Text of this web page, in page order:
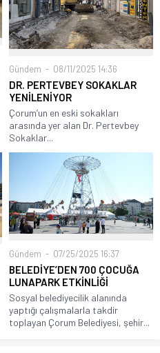
Gündem 08/11/2025 14:36
DR. PERTEVBEY SOKAKLAR
YENİLENİYOR
Çorum’un en eski sokakları
arasında yer alan Dr. Pertevbey
Sokaklar...
Gündem 07/25/2025 16:37
BELEDİYE’DEN 700 ÇOCUĞA
LUNAPARK ETKİNLİĞİ
Sosyal belediyecilik alanında
yaptığı çalışmalarla takdir
toplayan Çorum Belediyesi, şehir...